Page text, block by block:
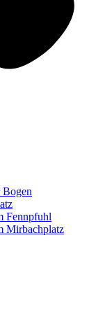
Bogen
Fennpfuhl
Mirbachplatz